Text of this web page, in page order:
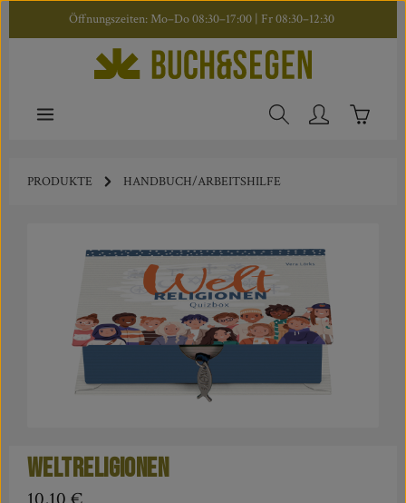
Zum Hauptinhalt springen
Öffnungszeiten: Mo–Do 08:30–17:00 | Fr 08:30–12:30
PRODUKTE HANDBUCH/ARBEITSHILFE
Weltreligionen
Regulärer Preis: